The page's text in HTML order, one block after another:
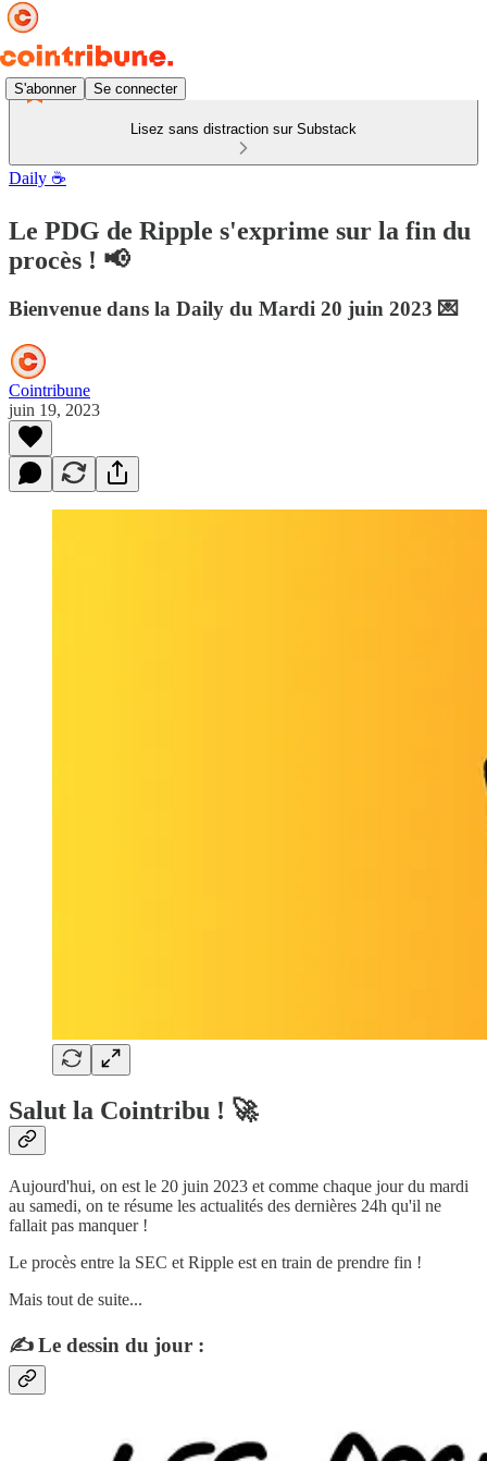
S'abonner Se connecter
Lisez sans distraction sur Substack
Daily ☕
Le PDG de Ripple s'exprime sur la fin du
procès ! 📢
Bienvenue dans la Daily du Mardi 20 juin 2023 💌
Cointribune
juin 19, 2023
Salut la Cointribu ! 🚀
Aujourd'hui, on est le 20 juin 2023 et comme chaque jour du mardi
au samedi, on te résume les actualités des dernières 24h qu'il ne
fallait pas manquer !
Le procès entre la SEC et Ripple est en train de prendre fin !
Mais tout de suite...
✍️ Le dessin du jour :